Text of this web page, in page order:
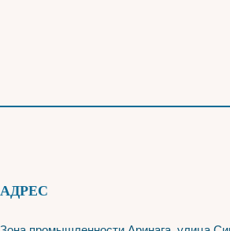
АДРЕС